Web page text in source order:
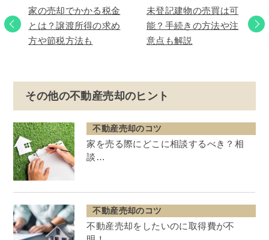
家の売却でかかる税金
とは？譲渡所得の求め
方や節税方法も
未登記建物の売買は可
能？手続きの方法や注
意点も解説
その他の不動産売却のヒント
不動産売却のコツ
家を売る際にどこに相談するべき？相
談…
不動産売却のコツ
不動産売却をしたいのに取得費が不